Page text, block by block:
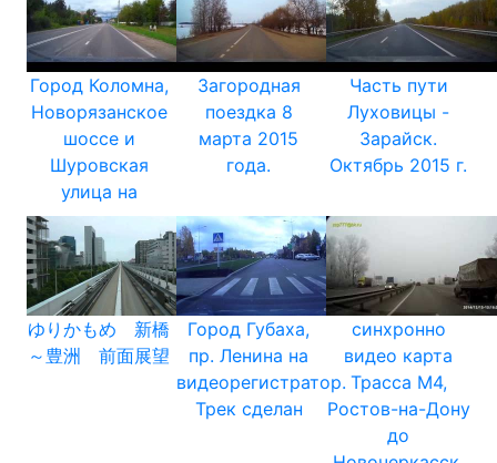
Город Коломна,
Новорязанское
шоссе и
Шуровская
улица на
Загородная
поездка 8
марта 2015
года.
Часть пути
Луховицы -
Зарайск.
Октябрь 2015 г.
ゆりかもめ 新橋
～豊洲 前面展望
Город Губаха,
пр. Ленина на
видеорегистратор.
Трек сделан
синхронно
видео карта
Трасса М4,
Ростов-на-Дону
до